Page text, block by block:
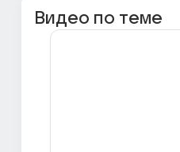
Видео по теме